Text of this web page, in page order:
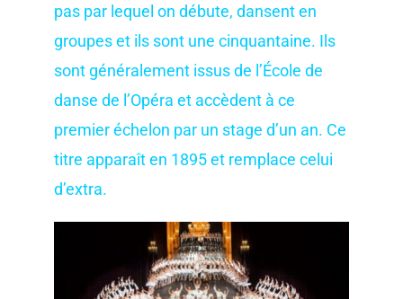
pas par lequel on débute, dansent en
groupes et ils sont une cinquantaine. Ils
sont généralement issus de l’École de
danse de l’Opéra et accèdent à ce
premier échelon par un stage d’un an. Ce
titre apparaît en 1895 et remplace celui
d’extra.